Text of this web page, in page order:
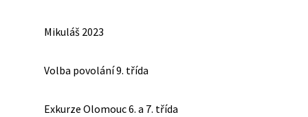
Mikuláš 2023
Volba povolání 9. třída
Exkurze Olomouc 6. a 7. třída